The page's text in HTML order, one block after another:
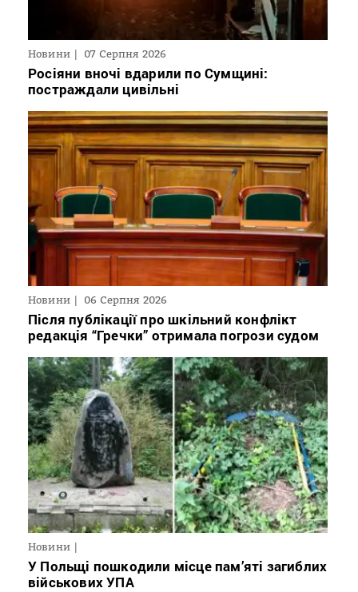
Новини 07 Серпня 2026
Росіяни вночі вдарили по Сумщині:
постраждали цивільні
Новини 06 Серпня 2026
Після публікації про шкільний конфлікт
редакція “Гречки” отримала погрози судом
Новини
У Польщі пошкодили місце пам’яті загиблих
військових УПА